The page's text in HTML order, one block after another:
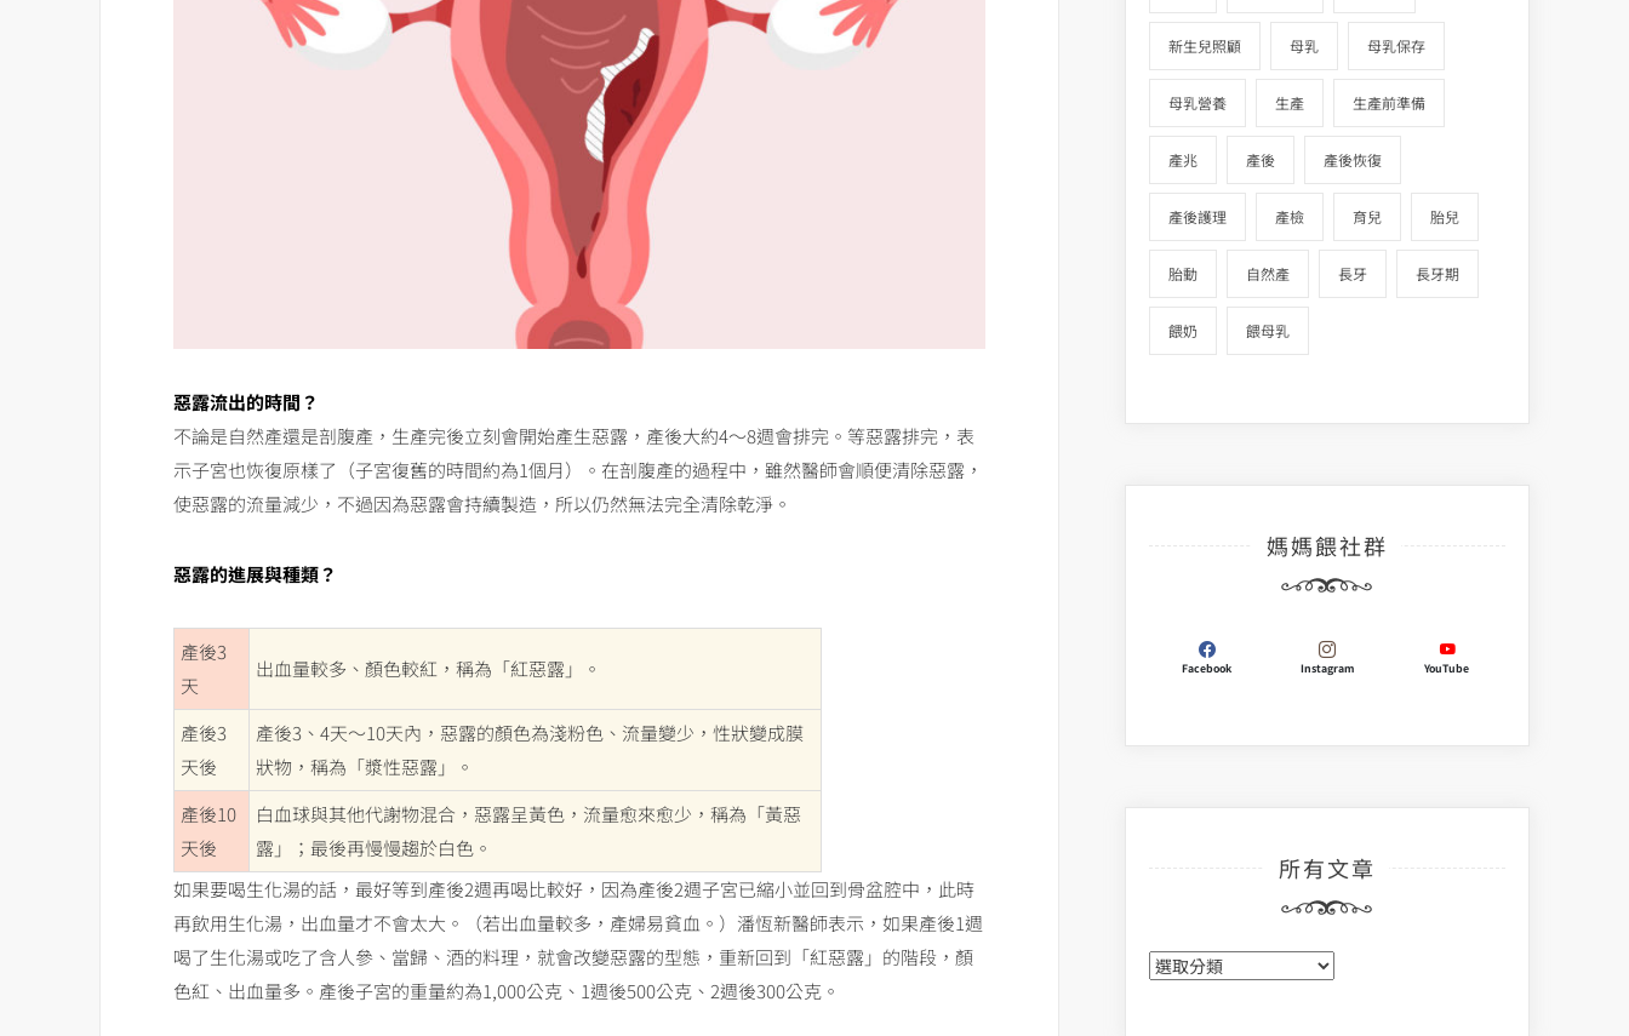
惡露流出的時間？
不論是自然產還是剖腹產，生產完後立刻會開始產生惡露，產後大約4～8週會排完。等惡露排完，表
示子宮也恢復原樣了（子宮復舊的時間約為1個月）。在剖腹產的過程中，雖然醫師會順便清除惡露，
使惡露的流量減少，不過因為惡露會持續製造，所以仍然無法完全清除乾淨。
惡露的進展與種類？
產後3
天
出血量較多、顏色較紅，稱為「紅惡露」。
產後3
天後
產後3、4天～10天內，惡露的顏色為淺粉色、流量變少，性狀變成膜
狀物，稱為「漿性惡露」。
產後10
天後
白血球與其他代謝物混合，惡露呈黃色，流量愈來愈少，稱為「黃惡
露」；最後再慢慢趨於白色。
如果要喝生化湯的話，最好等到產後2週再喝比較好，因為產後2週子宮已縮小並回到骨盆腔中，此時
再飲用生化湯，出血量才不會太大。（若出血量較多，產婦易貧血。）潘恆新醫師表示，如果產後1週
喝了生化湯或吃了含人參、當歸、酒的料理，就會改變惡露的型態，重新回到「紅惡露」的階段，顏
色紅、出血量多。產後子宮的重量約為1,000公克、1週後500公克、2週後300公克。
新生兒照顧 母乳 母乳保存
母乳營養 生產 生產前準備
產兆 產後 產後恢復
產後護理 產檢 育兒 胎兒
胎動 自然產 長牙 長牙期
餵奶 餵母乳
媽媽餵社群
Facebook Instagram YouTube
所有文章
所
有